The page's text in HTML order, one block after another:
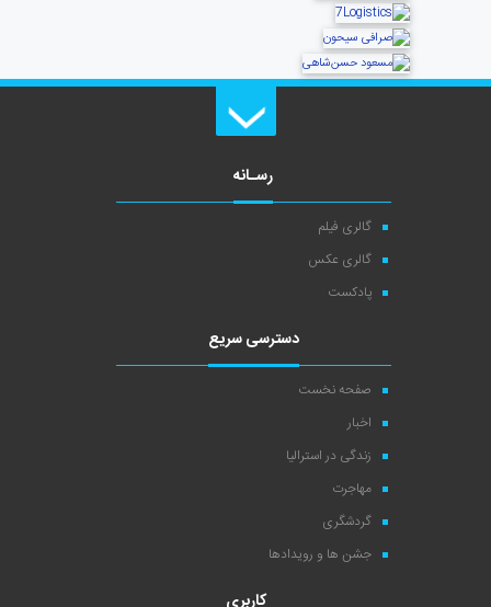
رسـانه
گالری فیلم
گالری عکس
پادکست
دسترسی سریع
صفحه نخست
اخبار
زندگی در استرالیا
مهاجرت
گردشگری
جشن ها و رویدادها
کاربری